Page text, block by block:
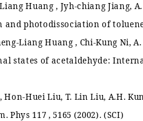
Huang , Jyh-chiang Jiang,
and photodissociation of
Liang Huang , Chi-Kung Ni,
states of acetaldehyde:
Hon-Huei Liu, T. Lin Liu, A.H.
Phys 117 , 5165 (2002). (SCI)